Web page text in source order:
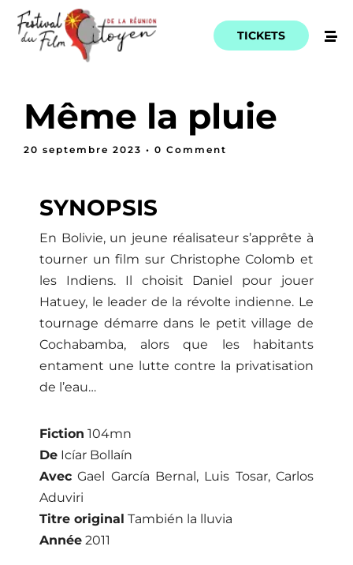
TICKETS
Même la pluie
20 septembre 2023 • 0 Comment
SYNOPSIS
En Bolivie, un jeune réalisateur s’apprête à
tourner un film sur Christophe Colomb et
les Indiens. Il choisit Daniel pour jouer
Hatuey, le leader de la révolte indienne. Le
tournage démarre dans le petit village de
Cochabamba, alors que les habitants
entament une lutte contre la privatisation
de l’eau…
Fiction 104mn
De Icíar Bollaín
Avec Gael García Bernal, Luis Tosar, Carlos
Aduviri
Titre original También la lluvia
Année 2011
Home
Schedules
Artists
Location
About
Tickets